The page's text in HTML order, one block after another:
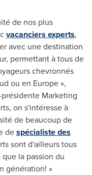
de nos plus
vacanciers experts,
avec une destination
permettant à tous de
chevronnés
ou en Europe »,
Marketing
on s'intéresse à
de beaucoup de
despécialiste des
sont d'ailleurs tous
la passion du
génération! »